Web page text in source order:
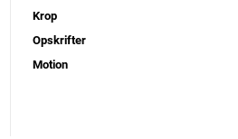
Krop
Opskrifter
Motion